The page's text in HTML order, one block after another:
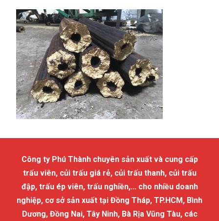
Công ty Phú Thành chuyên sản xuất và cung cấp
trấu viên, củi trấu giá rẻ, củi trấu thanh, củi trấu
đập, trấu ép viên, trấu nghiền,... cho nhiều doanh
nghiệp, cơ sở sản xuất tại Đồng Tháp, TP.HCM, Bình
Dương, Đồng Nai, Tây Ninh, Bà Rịa Vũng Tàu, các